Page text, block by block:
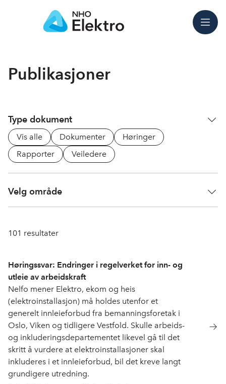
Meny
Publikasjoner
Type dokument
Vis alle Dokumenter
Høringer
Rapporter
Veiledere
Velg område
101 resultater
Høringssvar: Endringer i regelverket for inn- og
utleie av arbeidskraft
Nelfo mener Elektro, ekom og heis
(elektroinstallasjon) må holdes utenfor et
generelt innleieforbud fra bemanningsforetak i
Oslo, Viken og tidligere Vestfold. Skulle arbeids-
og inkluderingsdepartementet likevel gå til det
skritt å vurdere at elektroinstallasjoner skal
inkluderes i et innleieforbud, bil det kreve langt
grundigere utredning.